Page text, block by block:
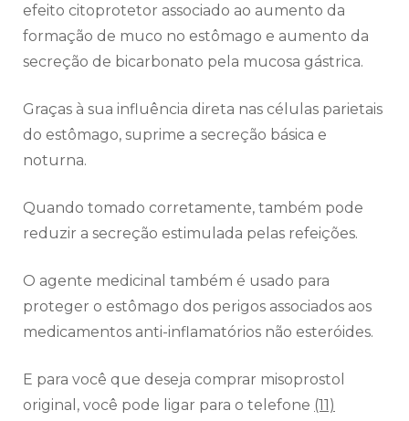
efeito citoprotetor associado ao aumento da
formação de muco no estômago e aumento da
secreção de bicarbonato pela mucosa gástrica.
Graças à sua influência direta nas células parietais
do estômago, suprime a secreção básica e
noturna.
Quando tomado corretamente, também pode
reduzir a secreção estimulada pelas refeições.
O agente medicinal também é usado para
proteger o estômago dos perigos associados aos
medicamentos anti-inflamatórios não esteróides.
E para você que deseja comprar misoprostol
original, você pode ligar para o telefone (11)